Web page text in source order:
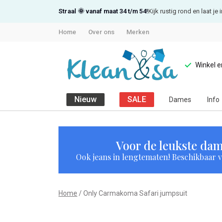
Straal 🌞 vanaf maat 34 t/m 54!Kijk rustig rond en laat je
Home Over ons Merken
Winkel
Nieuw SALE Dames Info
Carmakoma
Safari
jumpsuit
Voor de leukste
Ook jeans in lengtematen! Beschikbaar
Home Only Carmakoma Safari jumpsuit